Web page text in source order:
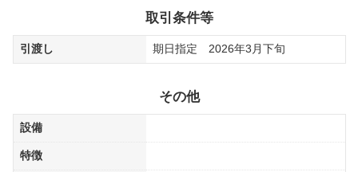
取引条件等
引渡し 期日指定 2026年3月下旬
その他
設備
特徴